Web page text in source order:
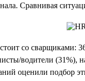
Сравнивая
со сварщиками:
водители
оценили подбор